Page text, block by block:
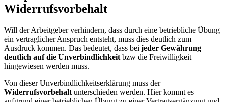
Widerrufsvorbehalt
Will der Arbeitgeber verhindern, dass durch eine betriebliche Übung
ein vertraglicher Anspruch entsteht, muss dies deutlich zum
Ausdruck kommen. Das bedeutet, dass bei jeder Gewährung
deutlich auf die Unverbindlichkeit bzw die Freiwilligkeit
hingewiesen werden muss.
Von dieser Unverbindlichkeitserklärung muss der
Widerrufsvorbehalt unterschieden werden. Hier kommt es